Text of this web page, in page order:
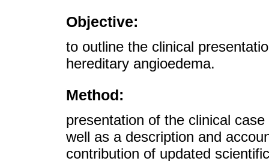
Objective:
to outline the clinical
hereditary angioedema.
Method:
presentation of the clinical
well as a description and
contribution of updated